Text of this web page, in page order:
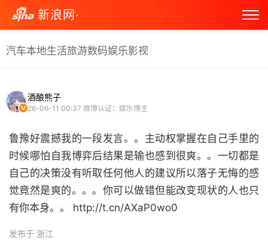
新浪网·
汽车本地生活旅游数码娱乐影视
酒酿熊子
26-06-11 00:37 微博认证：娱乐博主
鲁豫好震撼我的一段发言。。主动权掌握在自己手里的
时候哪怕自我博弈后结果是输也感到很爽。。一切都是
自己的决策没有听取任何他人的建议所以落子无悔的感
觉竟然是爽的。。。你可以做错但能改变现状的人也只
有你本身。。 http://t.cn/AXaP0wo0 ​
发布于 浙江